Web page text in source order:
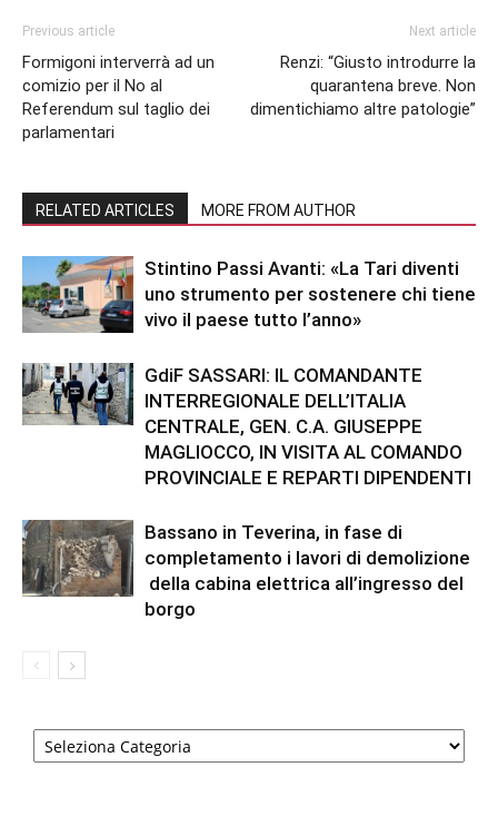
Previous article
Formigoni interverrà ad un
comizio per il No al
Referendum sul taglio dei
parlamentari
Next article
Renzi: “Giusto introdurre la
quarantena breve. Non
dimentichiamo altre patologie”
RELATED ARTICLES MORE FROM AUTHOR
Stintino Passi Avanti: «La Tari diventi
uno strumento per sostenere chi tiene
vivo il paese tutto l’anno»
GdiF SASSARI: IL COMANDANTE
INTERREGIONALE DELL’ITALIA
CENTRALE, GEN. C.A. GIUSEPPE
MAGLIOCCO, IN VISITA AL COMANDO
PROVINCIALE E REPARTI DIPENDENTI
Bassano in Teverina, in fase di
completamento i lavori di demolizione
della cabina elettrica all’ingresso del
borgo
Categorie